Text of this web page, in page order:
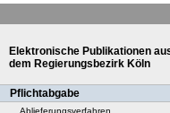
Elektronische Publikationen
dem Regierungsbezirk Köln
Pflichtabgabe
Ablieferungsverfahren